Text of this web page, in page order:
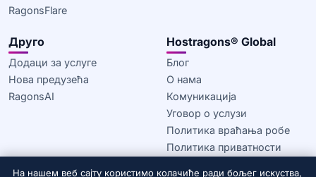
RagonsFlare
Друго
Додаци за услуге
Нова предузећа
RagonsAI
Hostragons® Global
Блог
О нама
Комуникација
Уговор о услузи
Политика враћања робе
Политика приватности
На нашем веб сајту користимо колачиће ради бољег искуства,